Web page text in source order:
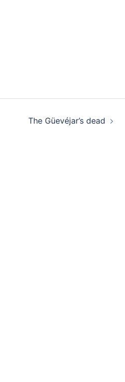
The Güevéjar’s dead